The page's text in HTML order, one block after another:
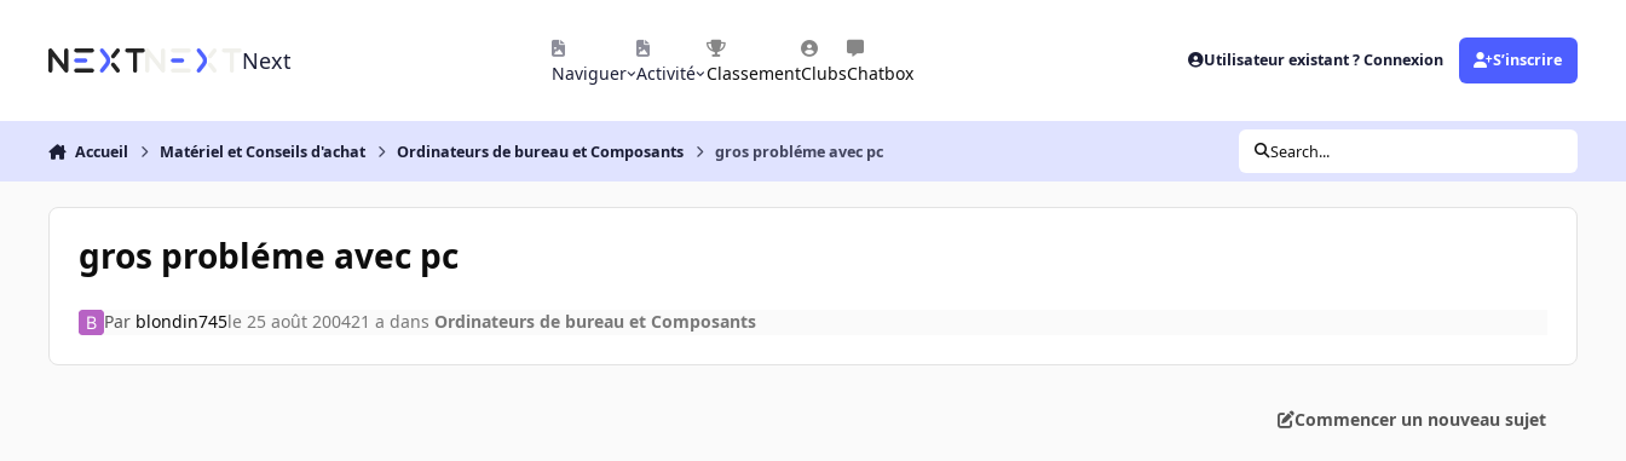
Next Naviguer Activité ClassementClubsChatbox
Utilisateur existant ? Connexion S’inscrire
Accueil Matériel et Conseils d'achat Ordinateurs de bureau et Composants gros probléme avec pc Search...
gros probléme avec pc
Par blondin745le 25 août 200421 a dans Ordinateurs de bureau et Composants
Commencer un nouveau sujet